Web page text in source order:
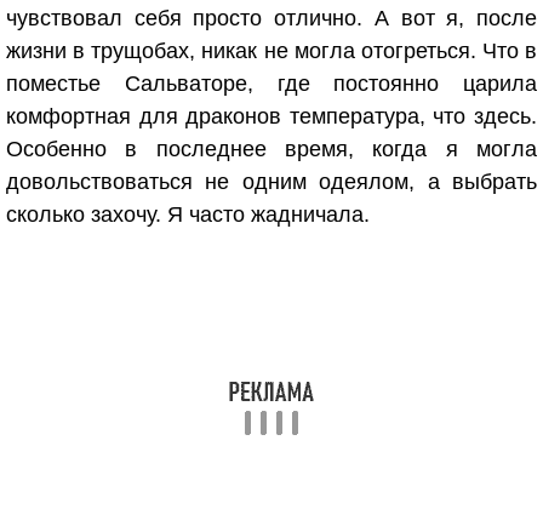
чувствовал себя просто отлично. А вот я, после
жизни в трущобах, никак не могла отогреться. Что в
поместье Сальваторе, где постоянно царила
комфортная для драконов температура, что здесь.
Особенно в последнее время, когда я могла
довольствоваться не одним одеялом, а выбрать
сколько захочу. Я часто жадничала.